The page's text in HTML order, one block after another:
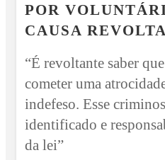
POR
CAUSA REVOLTA
“É revoltante saber
cometer uma
indefeso. Esse
identificado e
da lei”